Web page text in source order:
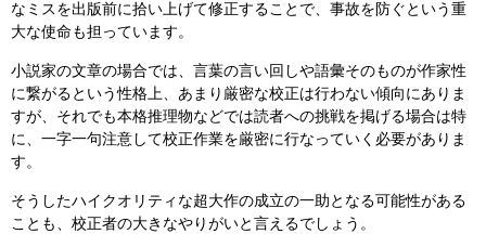
なミスを出版前に拾い上げて修正することで、事故を防ぐという重
大な使命も担っています。
小説家の文章の場合では、言葉の言い回しや語彙そのものが作家性
に繋がるという性格上、あまり厳密な校正は行わない傾向にありま
すが、それでも本格推理物などでは読者への挑戦を掲げる場合は特
に、一字一句注意して校正作業を厳密に行なっていく必要がありま
す。
そうしたハイクオリティな超大作の成立の一助となる可能性がある
ことも、校正者の大きなやりがいと言えるでしょう。